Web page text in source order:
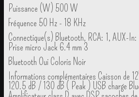
Puissance (W) 500 W
Fréquence 50 Hz - 18 KHz
Connectique(s) Bluetooth, RCA: 1, AUX-In:
Prise micro Jack 6.4 mm 3
Bluetooth Oui Coloris Noir
Informations complémentaires Caisson de
120.5 dB / 130 dB ( Peak ) USB charge